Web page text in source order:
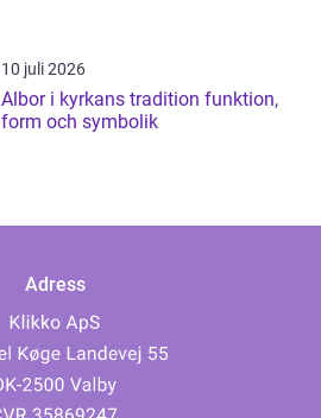
10 juli 2026
Albor i kyrkans tradition funktion,
form och symbolik
Adress